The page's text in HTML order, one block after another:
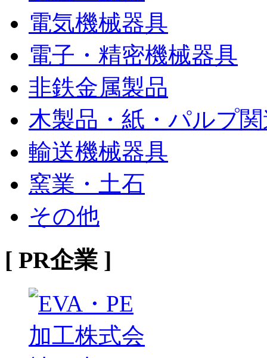
電気機械器具
電子・精密機械器具
非鉄金属製品
木製品・紙・パルプ
輸送機械器具
窯業・土石
その他
[ PR企業 ]